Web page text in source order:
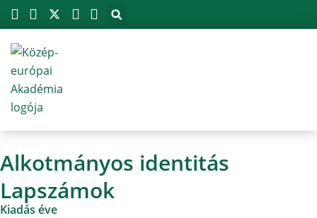
Skip
to
content
Alkotmányos identitás
Lapszámok
Kiadás éve